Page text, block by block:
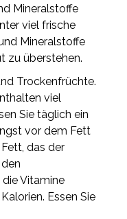
Mineralstoffe
viel frische
Mineralstoffe
zu überstehen.
Trockenfrüchte.
viel
Sie täglich ein
vor dem Fett
das der
Vitamine
Essen Sie